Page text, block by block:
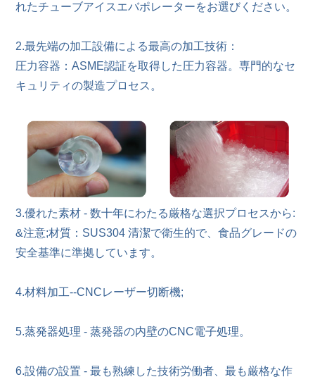
れたチューブアイスエバポレーターをお選びください。
2.最先端の加工設備による最高の加工技術：
圧力容器：ASME認証を取得した圧力容器。専門的なセ
キュリティの製造プロセス。
3.優れた素材 - 数十年にわたる厳格な選択プロセスから:
&注意;材質：SUS304 清潔で衛生的で、食品グレードの
安全基準に準拠しています。
4.材料加工--CNCレーザー切断機;
5.蒸発器処理 - 蒸発器の内壁のCNC電子処理。
6.設備の設置 - 最も熟練した技術労働者、最も厳格な作